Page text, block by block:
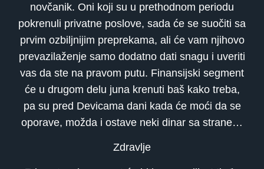
novčanik. Oni koji su u prethodnom periodu
pokrenuli privatne poslove, sada će se suočiti sa
prvim ozbiljnijim preprekama, ali će vam njihovo
prevazilaženje samo dodatno dati snagu i uveriti
vas da ste na pravom putu. Finansijski segment
će u drugom delu juna krenuti baš kako treba,
pa su pred Devicama dani kada će moći da se
oporave, možda i ostave neki dinar sa strane…
Zdravlje